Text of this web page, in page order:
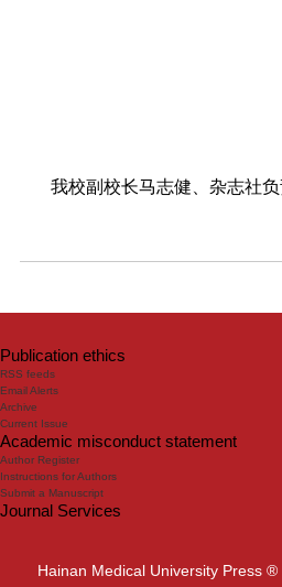
我校副校长马志健、杂志社负
Publication ethics
RSS feeds
Email Alerts
Archive
Current Issue
Academic misconduct statement
Author Register
Instructions for Authors
Submit a Manuscript
Journal Services
Hainan Medical University Press